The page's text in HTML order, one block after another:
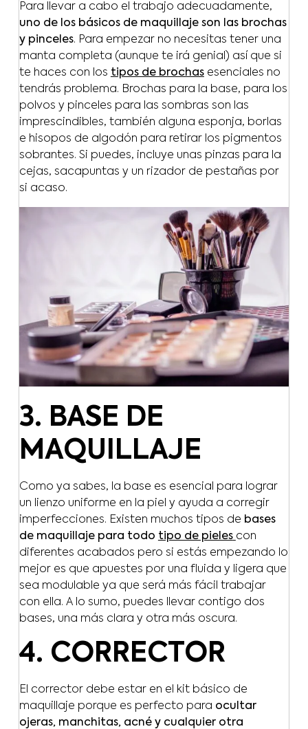
Para llevar a cabo el trabajo adecuadamente,
uno de los básicos de maquillaje son las brochas
y pinceles. Para empezar no necesitas tener una
manta completa (aunque te irá genial) así que si
te haces con los tipos de brochasesenciales no
tendrás problema. Brochas para la base, para los
polvos y pinceles para las sombras son las
imprescindibles, también alguna esponja, borlas
e hisopos de algodón para retirar los pigmentos
sobrantes. Si puedes, incluye unas pinzas para la
cejas, sacapuntas y un rizador de pestañas por
si acaso.
3. BASE DE
MAQUILLAJE
Como ya sabes, la base es esencial para lograr
un lienzo uniforme en la piel y ayuda a corregir
imperfecciones. Existen muchos tipos de bases
de maquillaje para todo tipo de pieles con
diferentes acabados pero si estás empezando lo
mejor es que apuestes por una fluida y ligera que
sea modulable ya que será más fácil trabajar
con ella. A lo sumo, puedes llevar contigo dos
bases, una más clara y otra más oscura.
4. CORRECTOR
El corrector debe estar en el kit básico de
maquillaje porque es perfecto para ocultar
ojeras, manchitas, acné y cualquier otra